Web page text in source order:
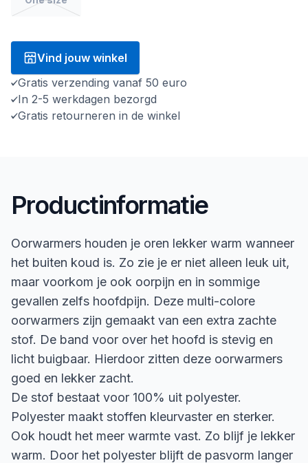
Vind jouw winkel
Gratis verzending vanaf 50 euro
In 2-5 werkdagen bezorgd
Gratis retourneren in de winkel
Productinformatie
Oorwarmers houden je oren lekker warm wanneer
het buiten koud is. Zo zie je er niet alleen leuk uit,
maar voorkom je ook oorpijn en in sommige
gevallen zelfs hoofdpijn. Deze multi-colore
oorwarmers zijn gemaakt van een extra zachte
stof. De band voor over het hoofd is stevig en
licht buigbaar. Hierdoor zitten deze oorwarmers
goed en lekker zacht.
De stof bestaat voor 100% uit polyester.
Polyester maakt stoffen kleurvaster en sterker.
Ook houdt het meer warmte vast. Zo blijf je lekker
warm. Door het polyester blijft de pasvorm langer